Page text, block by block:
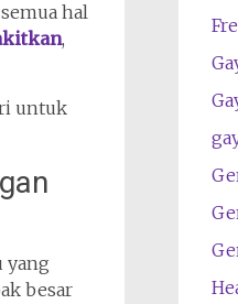
hal
,
untuk
yang
besar